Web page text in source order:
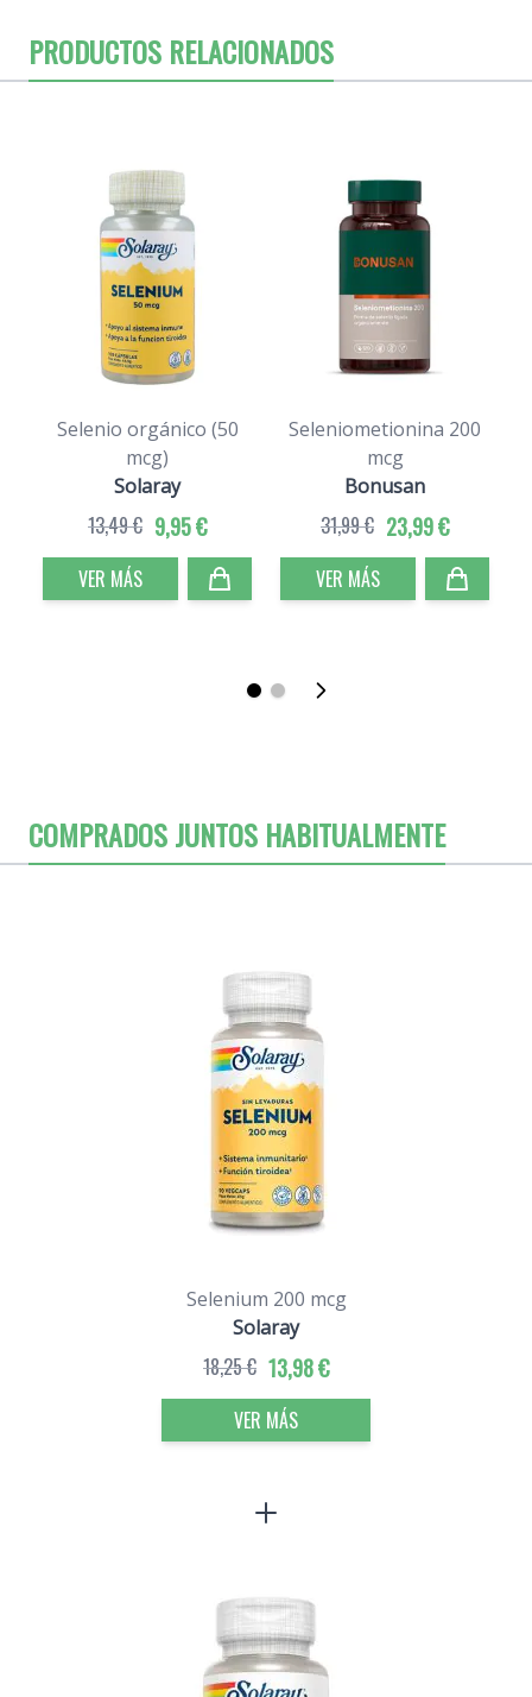
PRODUCTOS RELACIONADOS
Selenio orgánico (50
mcg)
Solaray
9,95 €
13,49 €
VER MÁS
Seleniometionina 200
mcg
Bonusan
23,99 €
31,99 €
VER MÁS
COMPRADOS JUNTOS HABITUALMENTE
Selenium 200 mcg
Solaray
13,98 €
18,25 €
VER MÁS